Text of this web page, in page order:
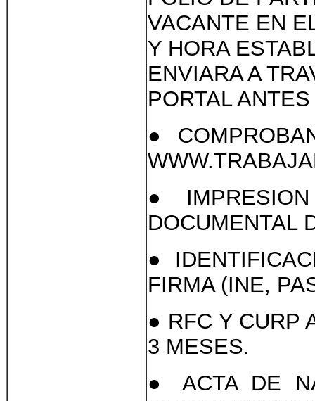
VACANTE EN
Y HORA
ENVIARA A
PORTAL
●
●
DOCUMENTAL
●
FIRMA (INE,
● RFC Y CURP
3 MESES.
● ACTA DE